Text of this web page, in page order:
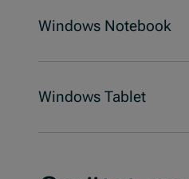
Windows Notebook
Windows Tablet